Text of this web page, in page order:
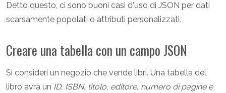
Detto questo, ci sono buoni casi d'uso di JSON per dati
scarsamente popolati o attributi personalizzati.
Creare una tabella con un campo JSON
Si consideri un negozio che vende libri. Una tabella del
libro avrà un ID, ISBN, titolo, editore, numero di pagine e